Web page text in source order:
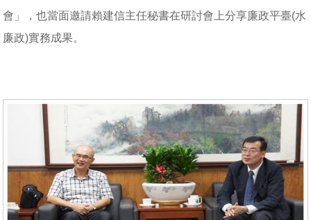
會」，也當面邀請賴建信主任秘書在研討會上分享廉政平臺(水
廉政)實務成果。